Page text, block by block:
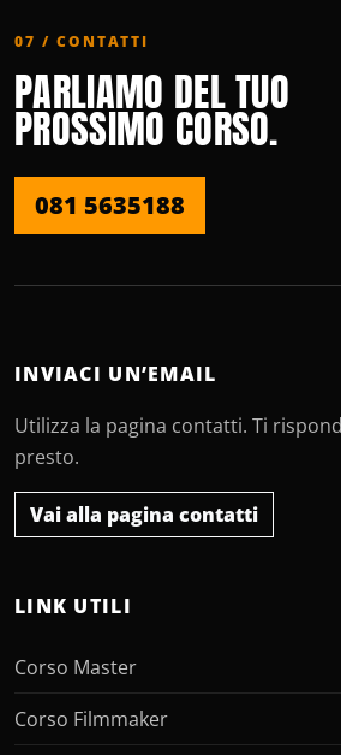
07 / CONTATTI
PARLIAMO DEL TUO
PROSSIMO CORSO.
081 5635188
INVIACI UN’EMAIL
Utilizza la pagina contatti. Ti
presto.
Vai alla pagina contatti
LINK UTILI
Corso Master
Corso Filmmaker